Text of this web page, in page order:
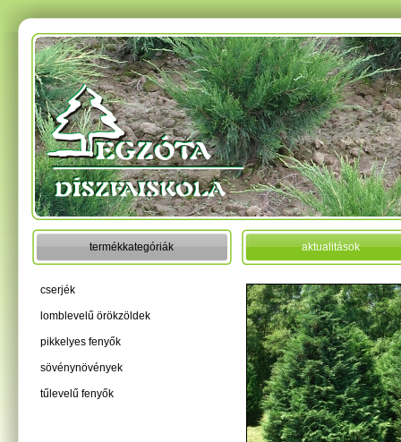
termékkategóriák
cserjék
lomblevelű örökzöldek
pikkelyes fenyők
sövénynövények
tűlevelű fenyők
aktualitások